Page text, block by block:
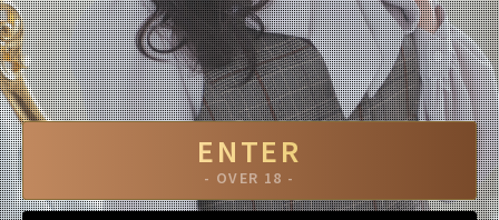
ENTER
- OVER 18 -